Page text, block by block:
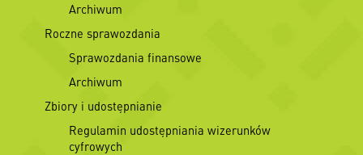
Archiwum
Roczne sprawozdania
Sprawozdania finansowe
Archiwum
Zbiory i udostępnianie
Regulamin udostępniania wizerunków
cyfrowych